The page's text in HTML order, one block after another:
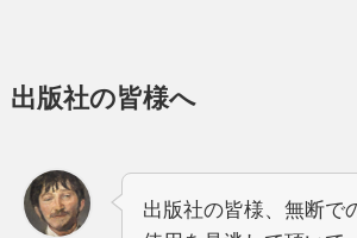
出版社の皆様へ
出版社の皆様、無断で